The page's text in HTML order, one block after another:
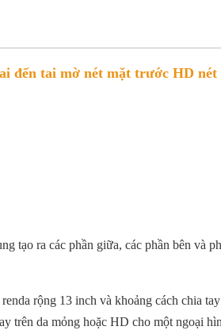
đến tai mờ nét mặt trước HD nét
tạo ra các phần giữa, các phần bên và
rộng 13 inch và khoảng cách chia
trên da mỏng hoặc HD cho một ngoại